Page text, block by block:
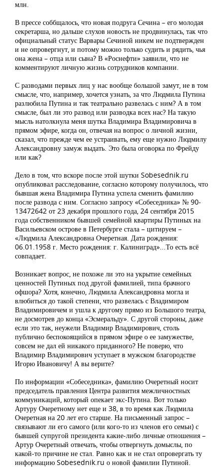
млн.
В прессе соббщалось, что новая подруга Сечина – его молодая
секретарша, но дальше слухов новость не продвинулась, так что
официальный статус Варвары Сечиной никем не подтвержден
и не опровергнут, и потому можно только судить и рядить, чья
она жена – отца или сына? В «Роснефти» заявили, что не
комментируют личную жизнь сотрудников компании.
С разводами первых лиц у нас вообще большой замут, не в том
смысле, что, например, хочется узнать, за что Людмила Путина
разлюбила Путина и так театрально развелась с ним? А в том
смысле, был ли это развод или разводка всех нас? На такую
мысль натолкнула меня шутка Владимира Владимировича в
прямом эфире, когда он, отвечая на вопрос о личной жизни,
сказал, что прежде чем ее устраивать, ему еще нужно Людмилу
Александровну замуж выдать. Это была оговорка по Фрейду
или как?
Дело в том, что вскоре после этой шутки Sobesednik.ru
опубликовал расследование, согласно которому получилось, что
бывшая жена Владимира Путина успела сменить фамилию
после развода с ним. Согласно запросу «Собеседника» № 90-
13472642 от 23 декабря прошлого года, 24 сентября 2015
года собственником бывшей семейной квартиры Путиных на
Васильевском острове в Петербурге стала – цитируем –
«Людмила Александровна Очеретная. Дата рождения:
06.01.1958 г. Место рождения: г. Калиниград»...То есть всё
совпадает.
Возникает вопрос, не похоже ли это на укрытие семейных
ценностей Путиных под другой фамилией, типа брачного
офшора? Хотя, конечно, Людмила Александровна могла и
влюбиться до такой степени, что развелась с Владимиром
Владимировичем и ушла к другому прямо из Большого театра,
не досмотрев до конца «Эсмеральду». С другой стороны, даже
если это так, неужели Владимир Владимирович, столь
публично беспокоящийся в прямом эфире о ее замужестве,
совсем не дал ей никакого приданного? Не поверю, что
Владимир Владимирович уступает в мужском благородстве
Игорю Ивановичу! А вы верите?
По информации «Собеседника», фамилию Очеретный носит
председатель правления Центра развития межличностных
коммуникаций, который опекает экс-Путина. Вот только
Артуру Очеретному нет еще и 38, в то время как Людмила
Очеретная на 20 лет его старше. На письменный запрос –
связывают ли его самого (или кого-то из членов его семьи) с
бывшей супругой президента какие-либо личные отношения –
Артур Очеретный отвечать, чтобы отвергнуть домыслы, по
какой-то причине не стал. Равно как и не стал опровергать ту
информацию Sobesednik.ru о новой фамилии Путиной.